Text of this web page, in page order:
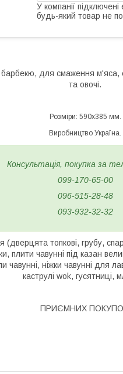
У компанії
будь-який товар не
для смаження м'яса,
та овочі.
Розміри: 590х385 мм.
Виробництво Україна.
Консультація, покупка за
099-170-65-00
096-515-28-48
093-932-32-32
(дверцята топкові, грубу,
плити чавунні під казан
чавунні, ніжки чавунні для
каструлі wok, гусятниці,
ПРИЄМНИХ